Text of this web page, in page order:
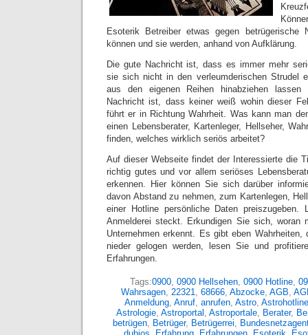
Esoterik Betreiber etwas gegen betrügerische
können und sie werden, anhand von Aufklärung.
Die gute Nachricht ist, dass es immer mehr
sie sich nicht in den verleumderischen Strudel
aus den eigenen Reihen hinabziehen
Nachricht ist, dass keiner weiß wohin dieser
führt er in Richtung Wahrheit. Was kann man
einen Lebensberater, Kartenleger, Hellseher,
finden, welches wirklich seriös arbeitet?
Auf dieser Webseite findet der Interessierte die
richtig gutes und vor allem seriöses
erkennen. Hier können Sie sich darüber
davon Abstand zu nehmen, zum Kartenlegen,
einer Hotline persönliche Daten
Anmelderei steckt. Erkundigen Sie sich, woran
Unternehmen erkennt. Es gibt eben
nieder gelogen werden, lesen Sie und
Erfahrungen.
Tags:0900, 0900 Hellsehen, 0900 Hotline,
Wahrsagen, 22321, 68666, Abzocke, AGB,
Anmeldung, Anruf, anrufen, Astro, Astrohotline
Astrologie, Astroportal , Astroportale, Berater,
betrügen, Betrüger, Betrügerrei,